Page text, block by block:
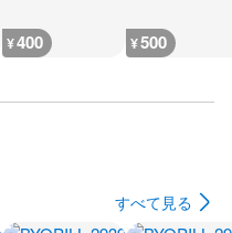
¥400 ¥500
すべて見る